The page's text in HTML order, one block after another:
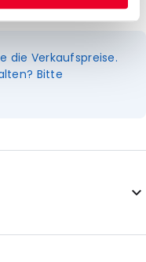
die Verkaufspreise.
Bitte